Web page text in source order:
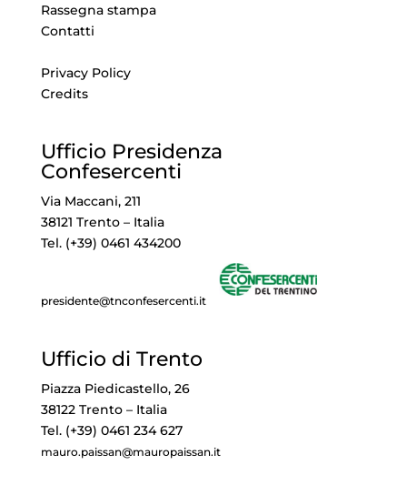
Rassegna stampa
Contatti
Privacy Policy
Credits
Ufficio Presidenza
Confesercenti
Via Maccani, 211
38121 Trento – Italia
Tel. (+39) 0461 434200
presidente@tnconfesercenti.it
Ufficio di Trento
Piazza Piedicastello, 26
38122 Trento – Italia
Tel. (+39) 0461 234 627
mauro.paissan@mauropaissan.it